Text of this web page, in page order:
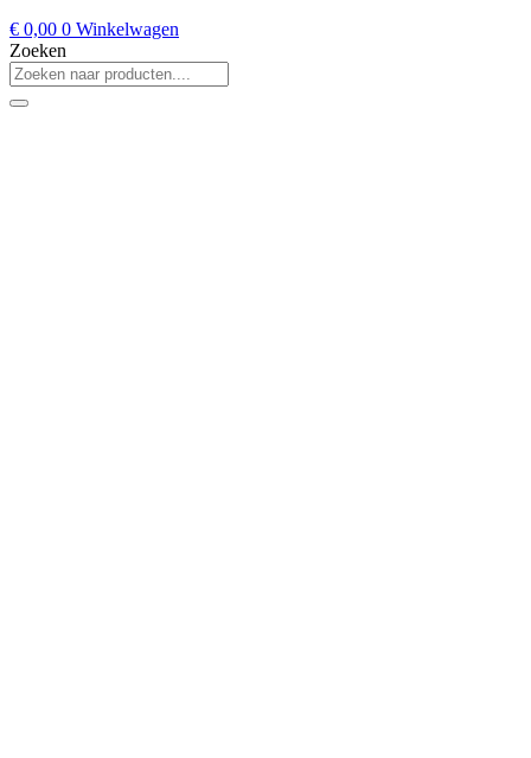
€ 0,00 0 Winkelwagen
Zoeken